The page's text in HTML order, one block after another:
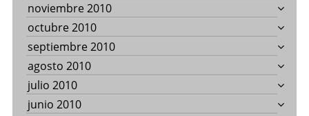
noviembre 2010
octubre 2010
septiembre 2010
agosto 2010
julio 2010
junio 2010